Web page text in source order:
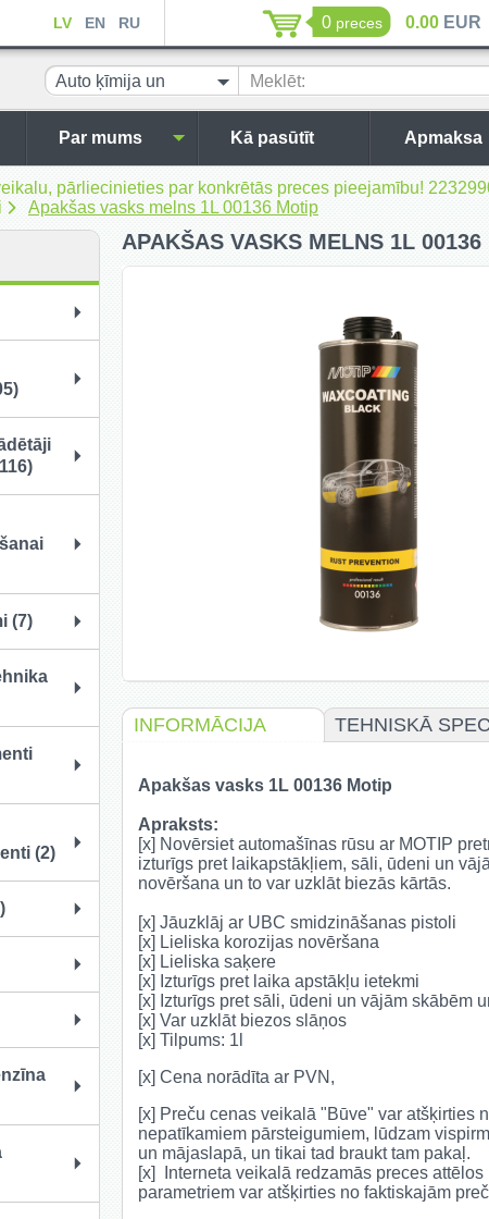
LV EN RU 0 preces 0.00EUR
Auto ķīmija un
piederumi kopšanai
Meklēt:
Par mums Kā pasūtīt Apmaksa
pārliecinieties par konkrētās preces pieejamību!
Apakšas vasks melns 1L 00136 Motip
(7)
(2)
APAKŠAS VASKS MELNS 1L 00136
INFORMĀCIJA TEHNISKĀ
Apakšas vasks 1L 00136 Motip
Apraksts:
[x] Novērsiet automašīnas rūsu ar MOTIP
izturīgs pret laikapstākļiem, sāli, ūdeni un
novēršana un to var uzklāt biezās kārtās.
[x] Jāuzklāj ar UBC smidzināšanas pistoli
[x] Lieliska korozijas novēršana
[x] Lieliska saķere
[x] Izturīgs pret laika apstākļu ietekmi
[x] Izturīgs pret sāli, ūdeni un vājām skābēm
[x] Var uzklāt biezos slāņos
[x] Tilpums: 1l
[x] Cena norādīta ar PVN,
[x] Preču cenas veikalā "Būve" var atšķirties
nepatīkamiem pārsteigumiem, lūdzam
un mājaslapā, un tikai tad braukt tam pakaļ.
[x] Interneta veikalā redzamās preces
parametriem var atšķirties no faktiskajām